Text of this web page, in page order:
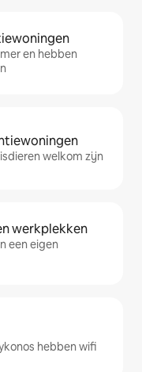
en hebben
welkom zijn
werkplekken
een eigen
hebben wifi